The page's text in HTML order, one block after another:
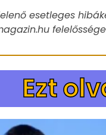
esetleges
Ezt